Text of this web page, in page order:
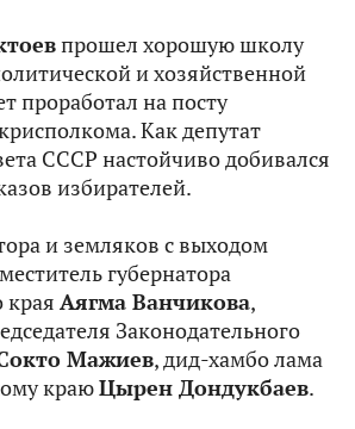
прошел хорошую школу
и хозяйственной
проработал на посту
Как депутат
СССР настойчиво добивался
избирателей.
и земляков с выходом
губернатора
края Аягма Ванчикова,
Законодательного
Мажиев, дид-хамбо лама
краюЦырен Дондукбаев.